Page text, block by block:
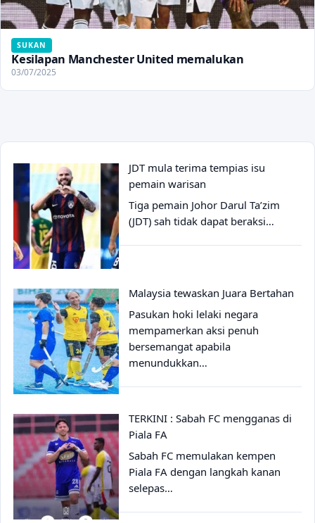
SUKAN
Kesilapan Manchester United memalukan
03/07/2025
JDT mula terima tempias isu
pemain warisan
Tiga pemain Johor Darul Ta’zim
(JDT) sah tidak dapat beraksi…
Malaysia tewaskan Juara Bertahan
Pasukan hoki lelaki negara
mempamerkan aksi penuh
bersemangat apabila
menundukkan…
TERKINI : Sabah FC mengganas di
Piala FA
Sabah FC memulakan kempen
Piala FA dengan langkah kanan
selepas…